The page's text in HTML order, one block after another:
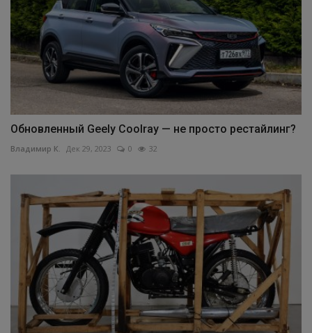
Обновленный Geely Coolray — не просто рестайлинг?
Владимир К. Дек 29, 2023 0 32